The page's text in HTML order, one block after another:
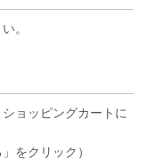
。
ョッピングカートに
をクリック）